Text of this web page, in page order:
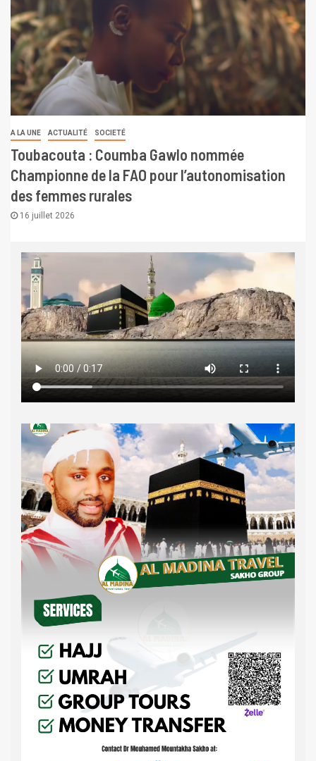
A LA UNE ACTUALITÉ SOCIETÉ
Toubacouta : Coumba Gawlo nommée
Championne de la FAO pour l’autonomisation
des femmes rurales
16 juillet 2026